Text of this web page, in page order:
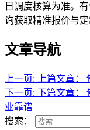
日调度核算为准。
询获取精准报价与定
文章导航
上一页: 上篇文章：
下一页: 下篇文章：
业靠谱
搜索：